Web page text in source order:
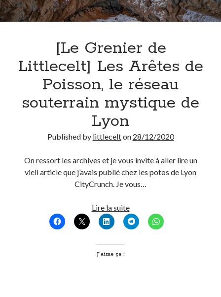
[Le Grenier de
Littlecelt] Les Arêtes de
Poisson, le réseau
souterrain mystique de
Lyon
Published by littlecelton 28/12/2020
On ressort les archives et je vous invite à aller lire un
vieil article que j’avais publié chez les potos de Lyon
CityCrunch. Je vous…
Lire la suite[Le
Grenier
de
J’aime ça :